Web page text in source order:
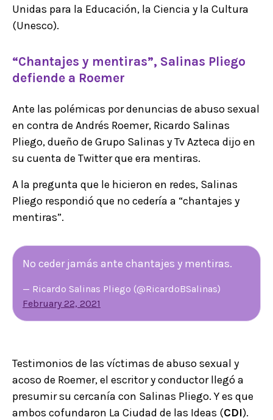
Unidas para la Educación, la Ciencia y la Cultura
(Unesco).
“Chantajes y mentiras”, Salinas Pliego
defiende a Roemer
Ante las polémicas por denuncias de abuso sexual
en contra de Andrés Roemer, Ricardo Salinas
Pliego, dueño de Grupo Salinas y Tv Azteca dijo en
su cuenta de Twitter que era mentiras.
A la pregunta que le hicieron en redes, Salinas
Pliego respondió que no cedería a “chantajes y
mentiras”.
No ceder jamás ante chantajes y mentiras.
— Ricardo Salinas Pliego (@RicardoBSalinas)
February 22, 2021
Testimonios de las víctimas de abuso sexual y
acoso de Roemer, el escritor y conductor llegó a
presumir su cercanía con Salinas Pliego. Y es que
ambos cofundaron La Ciudad de las Ideas (CDI).